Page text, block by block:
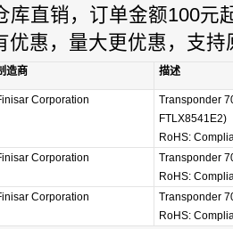
直销，订单金额100元
优惠，量大更优惠，支持
造商 描述
Corporation
Transponder
FTLX8541E2)
RoHS:
Corporation
Transponder
RoHS:
Corporation
Transponder
RoHS: